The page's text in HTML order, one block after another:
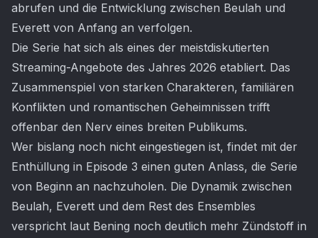
abrufen und die Entwicklung zwischen Beulah und
Everett von Anfang an verfolgen.
Die Serie hat sich als eines der meistdiskutierten
Streaming-Angebote des Jahres 2026 etabliert. Das
Zusammenspiel von starken Charakteren, familiären
Konflikten und romantischen Geheimnissen trifft
offenbar den Nerv eines breiten Publikums.
Wer bislang noch nicht eingestiegen ist, findet mit der
Enthüllung in Episode 3 einen guten Anlass, die Serie
von Beginn an nachzuholen. Die Dynamik zwischen
Beulah, Everett und dem Rest des Ensembles
verspricht laut Bening noch deutlich mehr Zündstoff in